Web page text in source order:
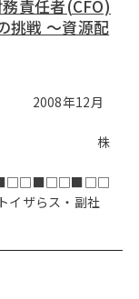
責任者(CFO)
挑戦 ～資源配
月
ス・副社